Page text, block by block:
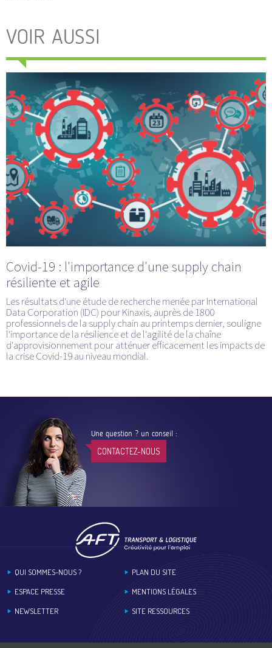
VOIR AUSSI
Covid-19 : l'importance d'une supply chain
résiliente et agile
Les résultats d'une étude de recherche menée par International
Data Corporation (IDC) pour Kinaxis, auprès de 1800
professionnels de la supply chain au printemps dernier, souligne
l'importance de la résilience et de l'agilité de la chaîne
d'approvisionnement pour atténuer efficacement les impacts de
la crise Covid-19 au niveau mondial.
Une question ? un conseil :
CONTACTEZ-NOUS
QUI SOMMES-NOUS ?
ESPACE PRESSE
NEWSLETTER
PLAN DU SITE
MENTIONS LÉGALES
SITE RESSOURCES